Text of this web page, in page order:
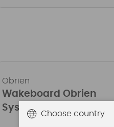
Obrien
Wakeboard Obrien
System med bindning
Choose country